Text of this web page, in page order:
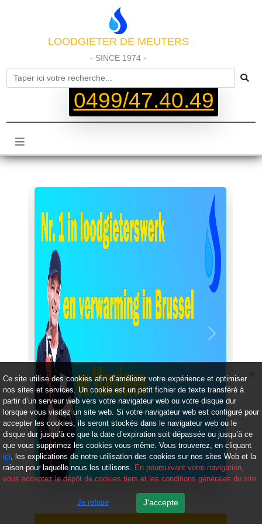
LOODGIETER DE MEUTERS
- SINCE 1974 -
0499/47.40.49
Précédent Suivant
Ce site utilise des cookies afin d’améliorer votre expérience et optimiser
nos sites et services. Un cookie est un petit fichier de texte transféré à
partir d’un serveur web vers votre navigateur web ou votre disque dur
lorsque vous visitez un site web. Si votre navigateur web est configuré pour
accepter les cookies, ils seront stockés dans le navigateur web ou le
disque dur jusqu’à ce que la date d’expiration soit dépassée ou jusqu’à ce
que vous supprimez les cookies vous-même. Vous trouverez, en cliquant
ici, les explications de notre utilisation des cookies sur nos sites Web et la
raison pour laquelle nous les utilisons. En poursuivant votre navigation,
vous acceptez le dépôt de cookies tiers et les conditions générales du site.
Je refuse J'accepte